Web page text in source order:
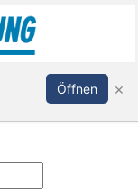
Öffnen ×